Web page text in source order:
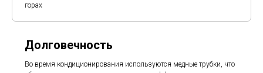
горах
Долговечность
Во время кондиционирования используются медные трубки, что